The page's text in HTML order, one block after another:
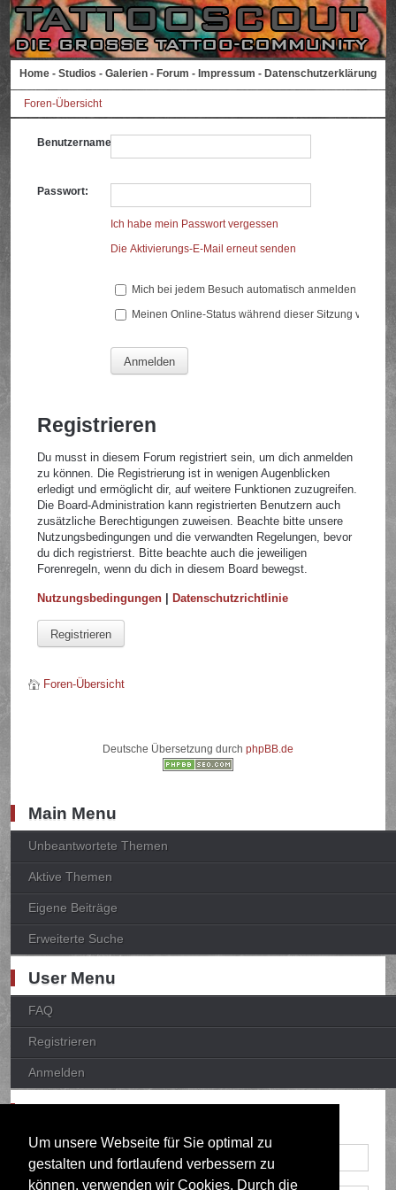
Um unsere Webseite für Sie optimal zu
gestalten und fortlaufend verbessern zu
können, verwenden wir Cookies. Durch die
Home - Studios - Galerien - Forum - Impressum - Datenschutzerklärung
Foren-Übersicht
Benutzername:
Passwort:
Ich habe mein Passwort vergessen
Die Aktivierungs-E-Mail erneut senden
Mich bei jedem Besuch automatisch anmelden
Meinen Online-Status während dieser Sitzung
Registrieren
Du musst in diesem Forum registriert sein, um dich anmelden
zu können. Die Registrierung ist in wenigen Augenblicken
erledigt und ermöglicht dir, auf weitere Funktionen zuzugreifen.
Die Board-Administration kann registrierten Benutzern auch
zusätzliche Berechtigungen zuweisen. Beachte bitte unsere
Nutzungsbedingungen und die verwandten Regelungen, bevor
du dich registrierst. Bitte beachte auch die jeweiligen
Forenregeln, wenn du dich in diesem Board bewegst.
Nutzungsbedingungen |Datenschutzrichtlinie
Registrieren
Foren-Übersicht
Deutsche Übersetzung durch phpBB.de
Main Menu
Unbeantwortete Themen
Aktive Themen
Eigene Beiträge
Erweiterte Suche
User Menu
FAQ
Registrieren
Anmelden